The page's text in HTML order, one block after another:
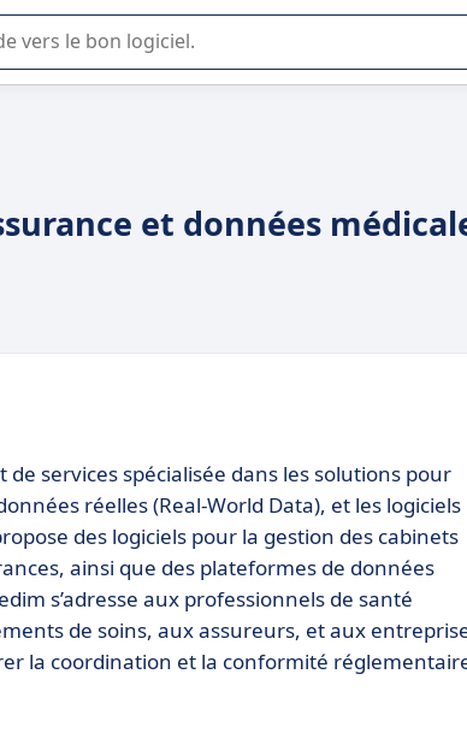
la sélection de logiciel SaaS en entreprise.
et données
services spécialisée dans les solutions pour
réelles (Real-World Data), et les logiciels
des logiciels pour la gestion des cabinets
ainsi que des plateformes de données
s’adresse aux professionnels de santé
de soins, aux assureurs, et aux
la coordination et la conformité